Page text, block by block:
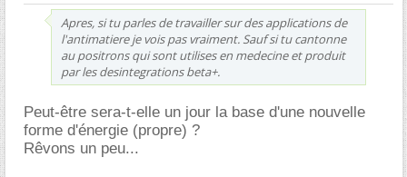
Apres, si tu parles de travailler sur des applications de
l'antimatiere je vois pas vraiment. Sauf si tu cantonne
au positrons qui sont utilises en medecine et produit
par les desintegrations beta+.
Peut-être sera-t-elle un jour la base d'une nouvelle
forme d'énergie (propre) ?
Rêvons un peu...